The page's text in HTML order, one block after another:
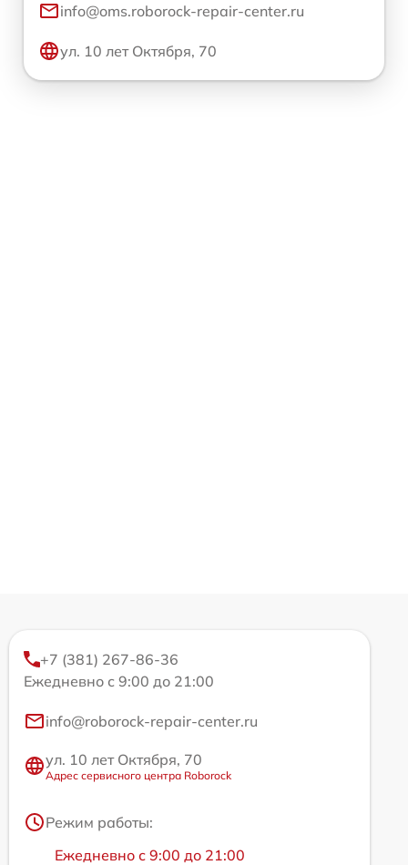
info@oms.roborock-repair-center.ru
ул. 10 лет Октября, 70
+7 (381) 267-86-36
Ежедневно с 9:00 до 21:00
info@roborock-repair-center.ru
ул. 10 лет Октября, 70
Адрес сервисного центра Roborock
Режим работы:
Ежедневно с 9:00 до 21:00